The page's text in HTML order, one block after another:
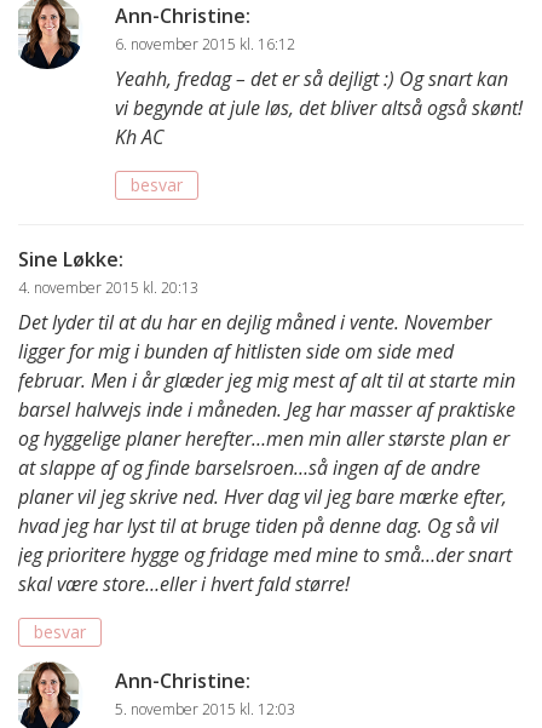
Ann-Christine:
6. november 2015 kl. 16:12
Yeahh, fredag – det er så dejligt :) Og snart kan
vi begynde at jule løs, det bliver altså også skønt!
Kh AC
besvar
Sine Løkke:
4. november 2015 kl. 20:13
Det lyder til at du har en dejlig måned i vente. November
ligger for mig i bunden af hitlisten side om side med
februar. Men i år glæder jeg mig mest af alt til at starte min
barsel halvvejs inde i måneden. Jeg har masser af praktiske
og hyggelige planer herefter…men min aller største plan er
at slappe af og finde barselsroen…så ingen af de andre
planer vil jeg skrive ned. Hver dag vil jeg bare mærke efter,
hvad jeg har lyst til at bruge tiden på denne dag. Og så vil
jeg prioritere hygge og fridage med mine to små…der snart
skal være store…eller i hvert fald større!
besvar
Ann-Christine:
5. november 2015 kl. 12:03